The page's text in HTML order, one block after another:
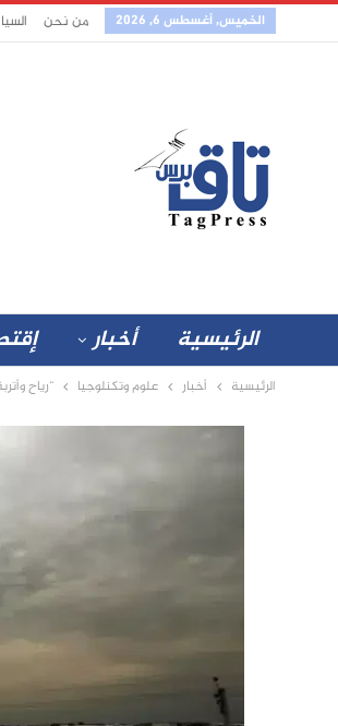
الخميس, أغسطس 6, 2026 من نحن
الرئيسية أخبار
الرئيسية أخبار علوم وتكنلوجيا “رياح